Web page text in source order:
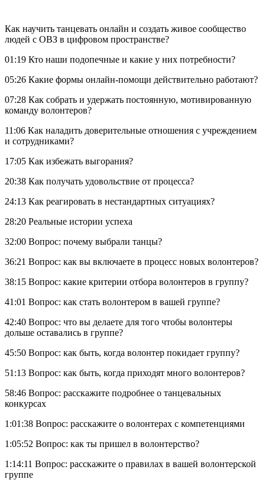
Как научить танцевать онлайн и создать живое сообщество
людей с ОВЗ в цифровом пространстве?
01:19 Кто наши подопечные и какие у них потребности?
05:26 Какие формы онлайн-помощи действительно работают?
07:28 Как собрать и удержать постоянную, мотивированную
команду волонтеров?
11:06 Как наладить доверительные отношения с учреждением
и сотрудниками?
17:05 Как избежать выгорания?
20:38 Как получать удовольствие от процесса?
24:13 Как реагировать в нестандартных ситуациях?
28:20 Реальные истории успеха
32:00 Вопрос: почему выбрали танцы?
36:21 Вопрос: как вы включаете в процесс новых волонтеров?
38:15 Вопрос: какие критерии отбора волонтеров в группу?
41:01 Вопрос: как стать волонтером в вашей группе?
42:40 Вопрос: что вы делаете для того чтобы волонтеры
дольше оставались в группе?
45:50 Вопрос: как быть, когда волонтер покидает группу?
51:13 Вопрос: как быть, когда приходят много волонтеров?
58:46 Вопрос: расскажите подробнее о танцевальных
конкурсах
1:01:38 Вопрос: расскажите о волонтерах с компетенциями
1:05:52 Вопрос: как ты пришел в волонтерство?
1:14:11 Вопрос: расскажите о правилах в вашей волонтерской
группе